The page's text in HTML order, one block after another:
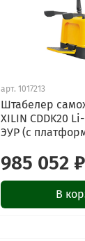
арт.1017213
Штабелер
XILIN CDDK20
ЭУР (с
985 052 ₽
В